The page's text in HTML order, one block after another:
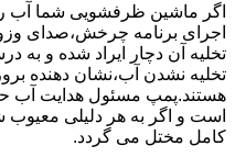
اگر ماشین ظرفشویی شما آب را
اجرای برنامه چرخش،صدای
تخلیه آن دچار ایراد شده و به
تخلیه نشدن آب،نشان دهنده
هستند.پمپ مسئول هدایت آب
است و اگر به هر دلیلی
کامل مختل می گردد.